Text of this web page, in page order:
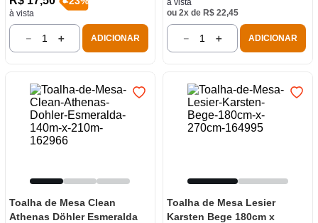
à vista
＋
－ ADICIONAR
à vista
ou 2x de R$ 22,45
＋
－ ADICIONAR
Toalha de Mesa Clean
Athenas Döhler Esmeralda
Toalha de Mesa Lesier
Karsten Bege 180cm x